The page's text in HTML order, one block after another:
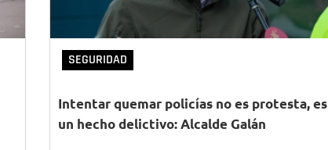
SEGURIDAD
Intentar quemar policías no es protesta, es
un hecho delictivo: Alcalde Galán